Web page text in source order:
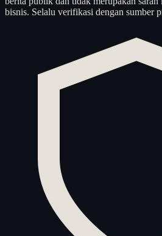
bisnis. Selalu verifikasi dengan sumber